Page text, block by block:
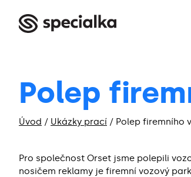
Polep
Úvod / Ukázky prací / Polep firemního
Pro společnost Orset jsme polepili
nosičem reklamy je firemní vozový